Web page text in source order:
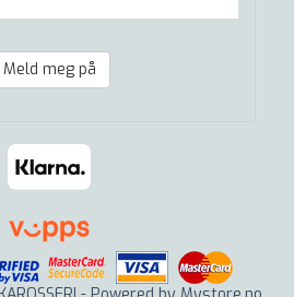
Meld meg på